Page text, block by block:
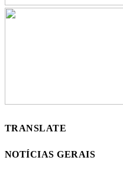
TRANSLATE
NOTÍCIAS GERAIS